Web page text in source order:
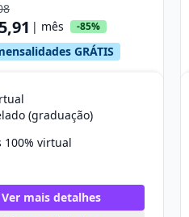
| mês -85%
GRÁTIS
(graduação)
100% virtual
Ver mais detalhes